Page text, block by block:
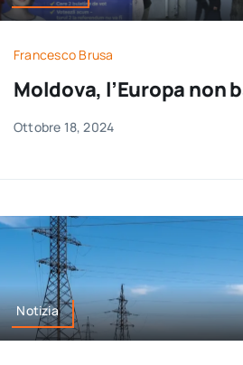
Francesco Brusa
Moldova, l’Europa non
Ottobre 18, 2024
Notizia